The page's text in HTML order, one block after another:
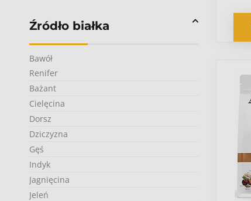
Źródło białka
Bawół
Renifer
Bażant
Cielęcina
Dorsz
Dziczyzna
Gęś
Indyk
Jagnięcina
Jeleń